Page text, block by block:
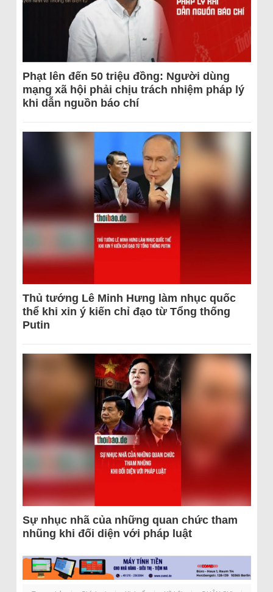
Phạt lên đến 50 triệu đồng: Người dùng
mạng xã hội phải chịu trách nhiệm pháp lý
khi dẫn nguồn báo chí
Thủ tướng Lê Minh Hưng làm nhục quốc
thể khi xin ý kiến chỉ đạo từ Tổng thống
Putin
Sự nhục nhã của những quan chức tham
nhũng khi đối diện với pháp luật